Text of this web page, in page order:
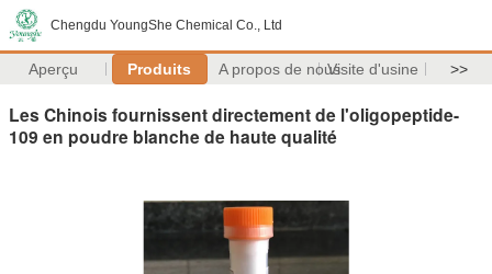
Chengdu YoungShe Chemical Co., Ltd
Aperçu Produits A propos de nousVisite d'usine >>
Les Chinois fournissent directement de l'oligopeptide-
109 en poudre blanche de haute qualité